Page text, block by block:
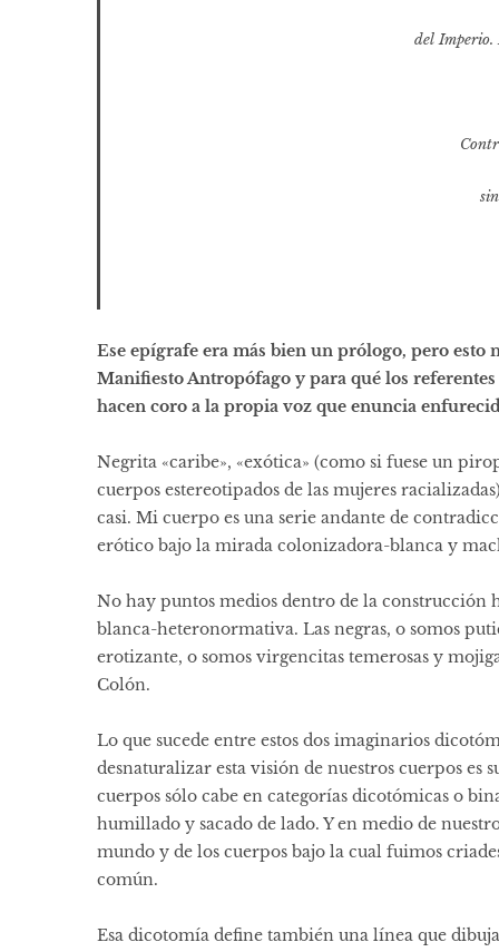
del Imperio.
Ese epígrafe era más bien un prólogo, pero
Manifiesto Antropófago y para qué los
hacen coro a la propia voz que enuncia
Negrita «caribe», «exótica» (como si fuese un
cuerpos estereotipados de las mujeres
casi. Mi cuerpo es una serie andante de
erótico bajo la mirada colonizadora-blanca y
No hay puntos medios dentro de la construcción
blanca-heteronormativa. Las negras, o somos
erotizante, o somos virgencitas temerosas y
Colón.
Lo que sucede entre estos dos imaginarios
desnaturalizar esta visión de nuestros cuerpos
cuerpos sólo cabe en categorías dicotómicas o
humillado y sacado de lado. Y en medio de
mundo y de los cuerpos bajo la cual fuimos
común.
Esa dicotomía define también una línea que